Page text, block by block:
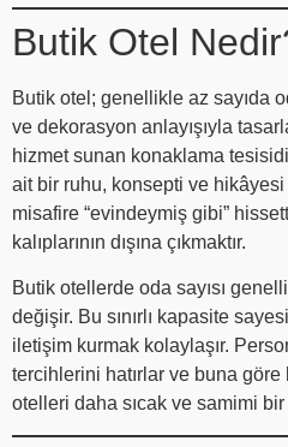
Butik Otel
Butik otel; genellikle az sayıda
ve dekorasyon anlayışıyla
hizmet sunan konaklama
ait bir ruhu, konsepti ve
misafire “evindeymiş gibi”
kalıplarının dışına çıkmaktır.
Butik otellerde oda sayısı
değişir. Bu sınırlı kapasite
iletişim kurmak kolaylaşır.
tercihlerini hatırlar ve buna
otelleri daha sıcak ve samimi